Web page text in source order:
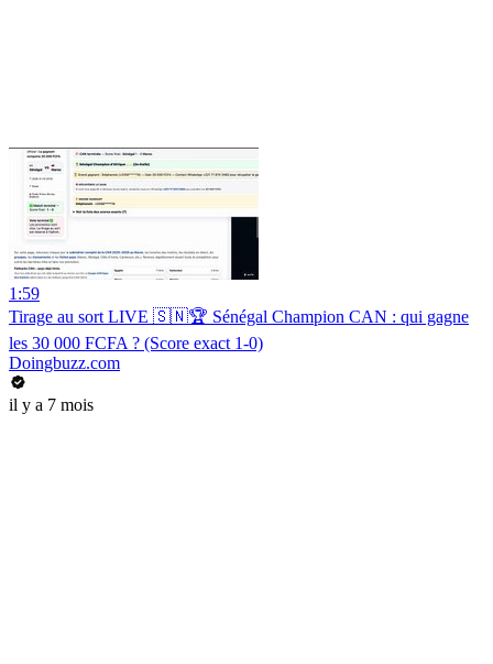
1:59
Tirage au sort LIVE 🇸🇳🏆 Sénégal Champion CAN : qui gagne
les 30 000 FCFA ? (Score exact 1-0)
Doingbuzz.com
il y a 7 mois